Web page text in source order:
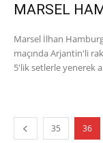
MARSEL
Marsel İlhan
maçında Arjantin'li
5'lik setlerle yenerek
35 36